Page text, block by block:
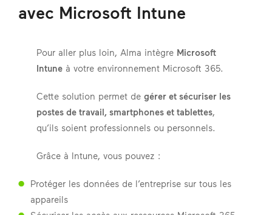
avec Microsoft Intune
Pour aller plus loin, Alma intègre Microsoft
Intune à votre environnement Microsoft 365.
Cette solution permet de gérer et sécuriser les
postes de travail, smartphones et tablettes,
qu’ils soient professionnels ou personnels.
Grâce à Intune, vous pouvez :
Protéger les données de l’entreprise sur tous les
appareils